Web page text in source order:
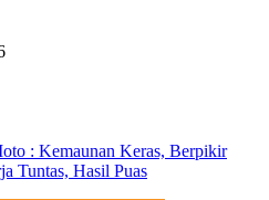
: Kemaunan Keras, Berpikir
Tuntas, Hasil Puas